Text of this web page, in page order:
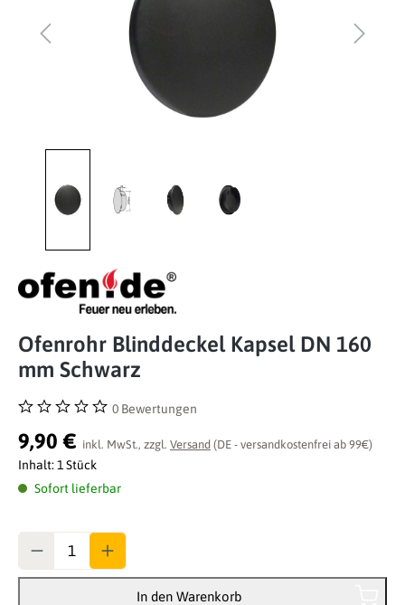
Ofenrohr Blinddeckel Kapsel DN 160
mm Schwarz
Durchschnittliche Bewertung von 0 von 5 Sternen
0 Bewertungen
9,90 € inkl. MwSt., zzgl. Versand (DE - versandkostenfrei ab 99€)
Inhalt: 1 Stück
Sofort lieferbar
In den Warenkorb